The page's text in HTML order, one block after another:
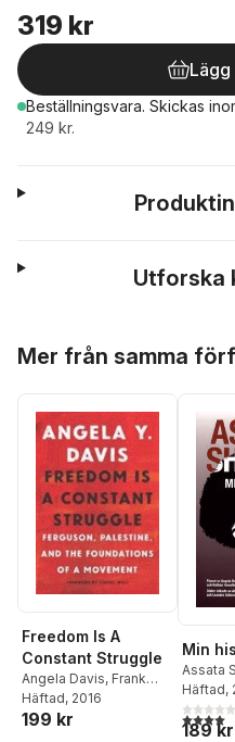
319 kr
Beställningsvara. Skickas
249 kr.
Utforska
Mer från samma
Freedom Is A
Constant Struggle
Angela Davis, Frank
Barat
Häftad, 2016
199 kr
Min
Assata
Davis
Häftad,
4,0utav
189 kr